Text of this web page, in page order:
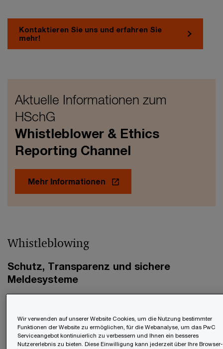
Kontaktieren Sie uns und erfahren Sie
mehr!
Aktuelle Informationen zum
HSchG
Whistleblower & Ethics
Reporting Channel
Mehr Informationen
Whistleblowing
Schutz, Transparenz und sichere
Meldesysteme
heute ein unverzichtbarer Bestandteil
guter Governance. Unternehmen ab50
Wir verwenden auf unserer Website Cookies, um die Nutzung bestimmter
Funktionen der Website zu ermöglichen, für die Webanalyse, um das PwC
Serviceangebot kontinuierlich zu verbessern und Ihnen ein besseres
Nutzererlebnis zu bieten. Diese Einwilligung kann jederzeit über Ihre Browser-